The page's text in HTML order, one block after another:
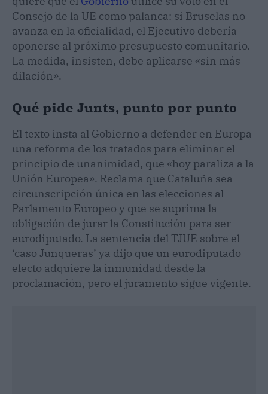
Consejo de la UE como palanca: si Bruselas no
avanza en la oficialidad, el Ejecutivo debería
oponerse al próximo presupuesto comunitario.
La medida, insisten, debe aplicarse «sin más
dilación».
Qué pide Junts, punto por punto
El texto insta al Gobierno a defender en Europa
una reforma de los tratados para eliminar el
principio de unanimidad, que «hoy paraliza a la
Unión Europea». Reclama que Cataluña sea
circunscripción única en las elecciones al
Parlamento Europeo y que se suprima la
obligación de jurar la Constitución para ser
eurodiputado. La sentencia del TJUE sobre el
‘caso Junqueras’ ya dijo que un eurodiputado
electo adquiere la inmunidad desde la
proclamación, pero el juramento sigue vigente.